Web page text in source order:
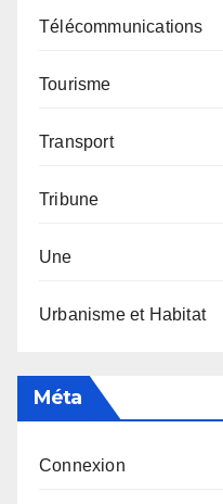
Télécommunications
Tourisme
Transport
Tribune
Une
Urbanisme et Habitat
Méta
Connexion